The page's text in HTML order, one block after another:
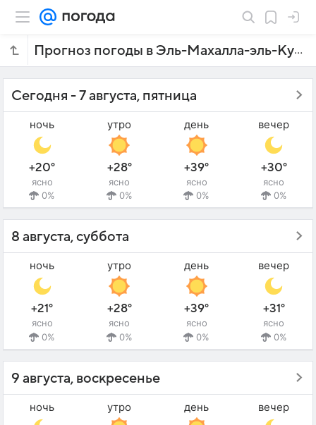
Прогноз погоды в Эль-Махалла-эль-Кубре на 7 дней
Сегодня - 7 августа, пятница
ночь
+20°
ясно
0%
утро
+28°
ясно
0%
день
+39°
ясно
0%
вечер
+30°
ясно
0%
8 августа, суббота
ночь
+21°
ясно
0%
утро
+28°
ясно
0%
день
+39°
ясно
0%
вечер
+31°
ясно
0%
9 августа, воскресенье
ночь утро день вечер